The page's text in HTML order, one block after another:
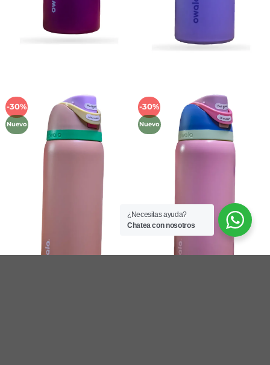
-30%
Nuevo
Añadir
lista de
deseos
-30%
Nuevo
Añadir
lista de
deseos
¿Necesitas ayuda?
Chatea con nosotros